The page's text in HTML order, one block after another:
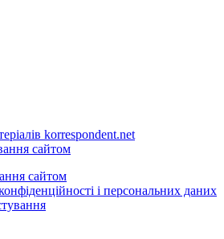
korrespondent.net
сайтом
сайтом
і персональних даних